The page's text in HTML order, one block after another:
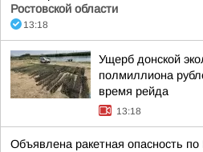
Ростовской области
13:18
Ущерб донской
полмиллиона
время рейда
13:18
Объявлена ракетная опасность по